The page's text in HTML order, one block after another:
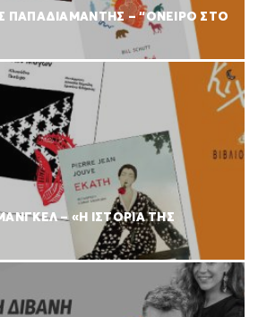
ΠΑΠΑΔΙΑΜΑΝΤΗΣ – “ΟΝΕΙΡΟ ΣΤΟ
– «Η ΙΣΤΟΡΙΑ ΤΗΣ